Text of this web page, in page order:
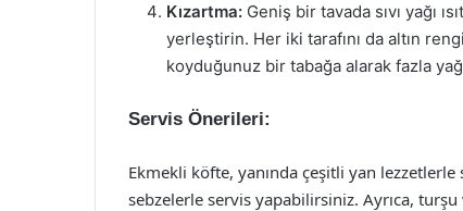
Kızartma: Geniş bir tavada sıvı yağı
yerleştirin. Her iki tarafını da altın
koyduğunuz bir tabağa alarak fazla
Servis Önerileri:
Ekmekli köfte, yanında çeşitli yan
sebzelerle servis yapabilirsiniz. Ayrıca,